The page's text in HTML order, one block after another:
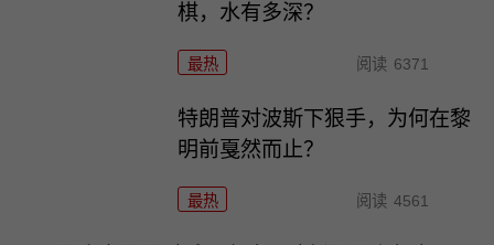
棋，水有多深？
最热 阅读 6371
特朗普对波斯下狠手，为何在黎
明前戛然而止？
最热 阅读 4561